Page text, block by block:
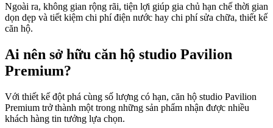
Ngoài ra, không gian rộng rãi, tiện lợi giúp gia chủ hạn chế thời gian
dọn dẹp và tiết kiệm chi phí điện nước hay chi phí sửa chữa, thiết kế
căn hộ.
Ai nên sở hữu căn hộ studio Pavilion
Premium?
Với thiết kế đột phá cùng số lượng có hạn, căn hộ studio Pavilion
Premium trở thành một trong những sản phẩm nhận được nhiều
khách hàng tin tưởng lựa chọn.